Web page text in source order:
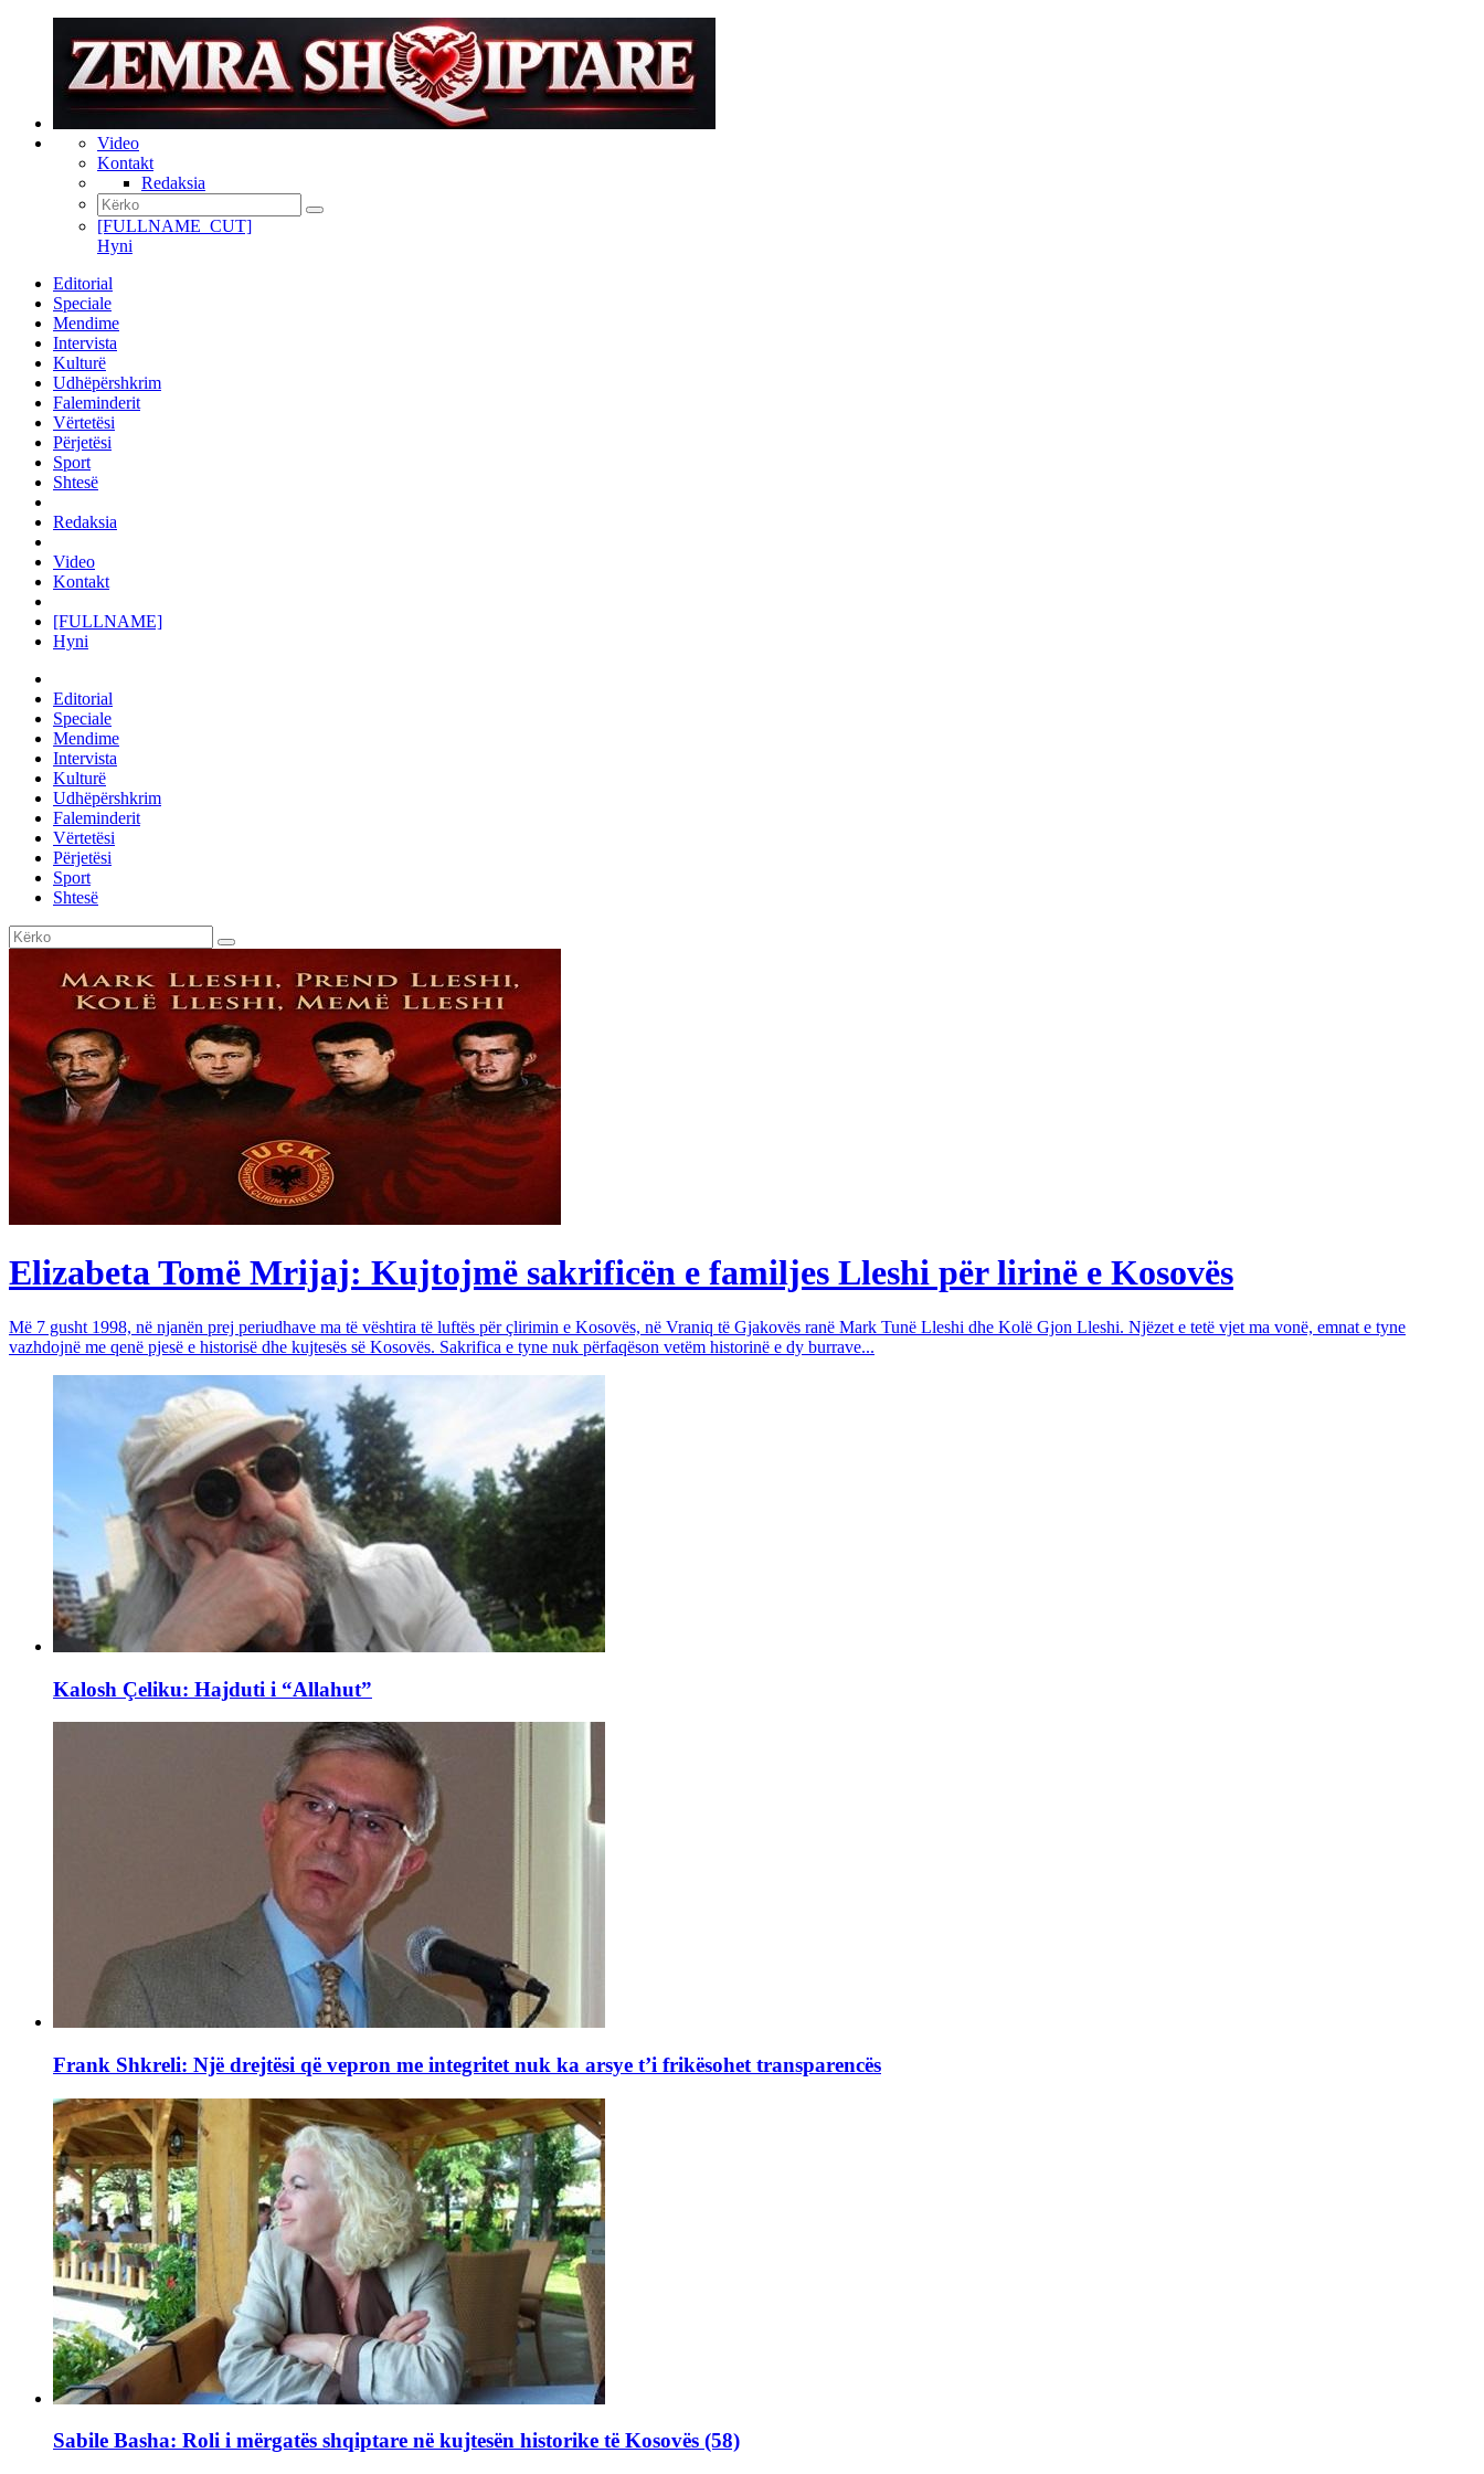
Video
Kontakt
Redaksia
[FULLNAME_CUT]
Hyni
Editorial
Speciale
Mendime
Intervista
Kulturë
Udhëpërshkrim
Faleminderit
Vërtetësi
Përjetësi
Sport
Shtesë
Redaksia
Video
Kontakt
[FULLNAME]
Hyni
Editorial
Speciale
Mendime
Intervista
Kulturë
Udhëpërshkrim
Faleminderit
Vërtetësi
Përjetësi
Sport
Shtesë
Elizabeta Tomë Mrijaj: Kujtojmë sakrificën e familjes Lleshi për lirinë e Kosovës
Më 7 gusht 1998, në njanën prej periudhave ma të vështira të luftës për çlirimin e Kosovës, në Vraniq të Gjakovës ranë Mark Tunë Lleshi dhe Kolë Gjon Lleshi. Njëzet e tetë vjet ma vonë, emnat e tyne
vazhdojnë me qenë pjesë e historisë dhe kujtesës së Kosovës. Sakrifica e tyne nuk përfaqëson vetëm historinë e dy burrave...
Kalosh Çeliku: Hajduti i “Allahut”
Frank Shkreli: Një drejtësi që vepron me integritet nuk ka arsye t’i frikësohet transparencës
Sabile Basha: Roli i mërgatës shqiptare në kujtesën historike të Kosovës (58)